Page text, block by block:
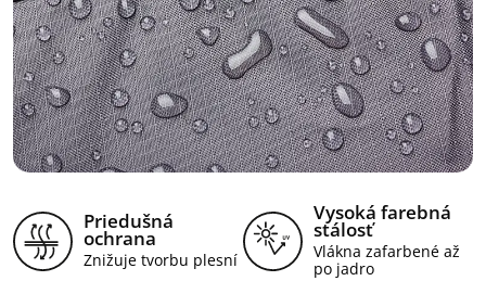
Priedušná
ochrana
Znižuje tvorbu plesní
Vysoká farebná
stálosť
Vlákna zafarbené až
po jadro